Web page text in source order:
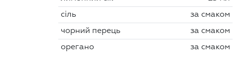
сіль за смаком
чорний перець за смаком
орегано за смаком